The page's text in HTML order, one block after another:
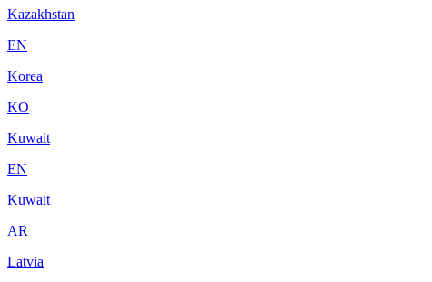
Kazakhstan
EN
Korea
KO
Kuwait
EN
Kuwait
AR
Latvia